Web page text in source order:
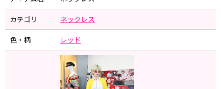
カテゴリ ネックレス
色・柄 レッド